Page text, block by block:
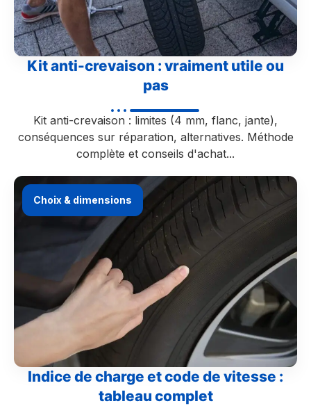
Kit anti-crevaison : vraiment utile ou
pas
Kit anti-crevaison : limites (4 mm, flanc, jante),
conséquences sur réparation, alternatives. Méthode
complète et conseils d'achat...
Choix & dimensions
Indice de charge et code de vitesse :
tableau complet